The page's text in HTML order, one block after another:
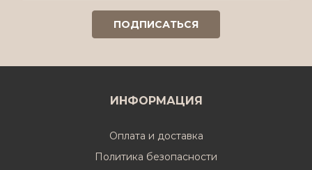
ИНФОРМАЦИЯ
Оплата и доставка
Политика безопасности